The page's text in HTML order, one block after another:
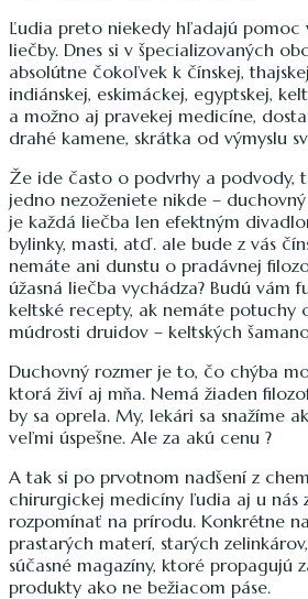
Ľudia preto niekedy hľadajú pomoc
liečby. Dnes si v špecializovaných
absolútne čokoľvek k čínskej,
indiánskej, eskimáckej, egyptskej,
a možno aj pravekej medicíne,
drahé kamene, skrátka od výmyslu
Že ide často o podvrhy a podvody,
jedno nezoženiete nikde –
je každá liečba len efektným
bylinky, masti, atď. ale bude z vás
nemáte ani dunstu o pradávnej
úžasná liečba vychádza? Budú vám
keltské recepty, ak nemáte potuchy
múdrosti druidov – keltských
Duchovný rozmer je to, čo chýba
ktorá živí aj mňa. Nemá žiaden
by sa oprela. My, lekári sa snažíme
veľmi úspešne. Ale za akú cenu ?
A tak si po prvotnom nadšení z
chirurgickej medicíny ľudia aj u nás
rozpomínať na prírodu. Konkrétne
prastarých materí, starých
súčasné magazíny, ktoré propagujú
produkty ako ne bežiacom páse.